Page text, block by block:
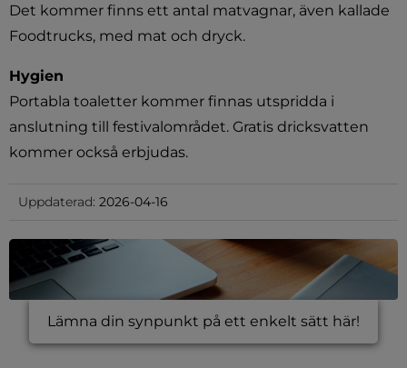
Det kommer finns ett antal matvagnar, även kallade
Foodtrucks, med mat och dryck.
Hygien
Portabla toaletter kommer finnas utspridda i
anslutning till festivalområdet. Gratis dricksvatten
kommer också erbjudas.
Uppdaterad: 2026-04-16
Lämna din synpunkt på ett enkelt sätt här!